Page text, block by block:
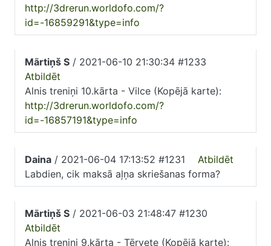
http://3drerun.worldofo.com/?
id=-16859291&type=info
Mārtiņš S / 2021-06-10 21:30:34 #1233
Atbildēt
Alnis treniņi 10.kārta - Vilce (Kopējā karte):
http://3drerun.worldofo.com/?
id=-16857191&type=info
Daina / 2021-06-04 17:13:52 #1231
Atbildēt
Labdien, cik maksā aļņa skriešanas forma?
Mārtiņš S / 2021-06-03 21:48:47 #1230
Atbildēt
Alnis treniņi 9.kārta - Tērvete (Kopējā karte):